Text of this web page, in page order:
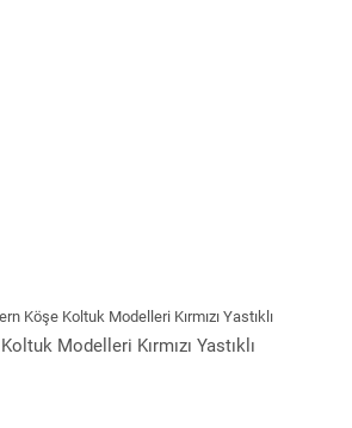
Modelleri Kırmızı Yastıklı